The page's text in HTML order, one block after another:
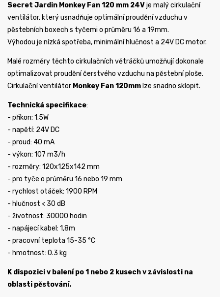
Secret Jardin Monkey Fan 120 mm 24Vje malý cirkulační
ventilátor, který usnadňuje optimální proudění vzduchu v
pěstebních boxech s tyčemi o průměru 16 a 19mm.
Výhodou je nízká spotřeba, minimální hlučnost a 24V DC motor.
Malé rozměry těchto cirkulačních větráčků umožňují dokonale
optimalizovat proudění čerstvého vzduchu na pěstební ploše.
Cirkulační ventilátor Monkey Fan 120mm lze snadno sklopit.
Technická specifikace:
- příkon: 1.5W
- napětí: 24V DC
- proud: 40 mA
- výkon: 107 m3/h
- rozměry: 120x125x142 mm
- pro tyče o průměru 16 nebo 19 mm
- rychlost otáček: 1900 RPM
- hlučnost < 30 dB
- životnost: 30000 hodin
- napájecí kabel: 1,8m
- pracovní teplota 15-35 °C
- hmotnost: 0.3 kg
K dispozici v balení po 1 nebo 2 kusech v závislosti na
oblasti pěstování.